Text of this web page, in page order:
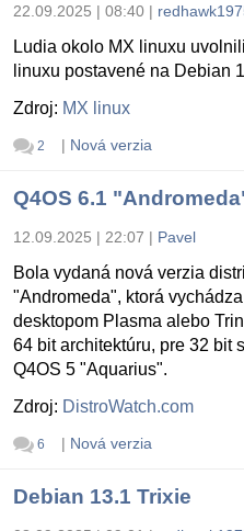
22.09.2025 | 08:40 |
Ludia okolo MX linuxu
linuxu postavené na Debian
Zdroj: MX linux
2 | Nová verzia
Q4OS 6.1
12.09.2025 | 22:07 | Pavel
Bola vydaná nová verzia
"Andromeda", ktorá
desktopom Plasma alebo
64 bit architektúru, pre 32 bit
Q4OS 5 "Aquarius".
Zdroj: DistroWatch.com
6 | Nová verzia
Debian 13.1 Trixie